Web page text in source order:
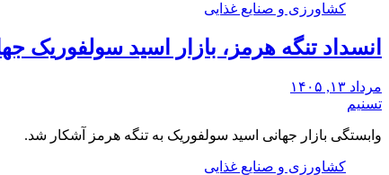
کشاورزی و صنایع غذایی
انسداد تنگه هرمز، بازار اسید سولفوریک
مرداد ۱۳, ۱۴۰۵
تسنیم
وابستگی بازار جهانی اسید سولفوریک به تنگه هرمز آشکار شد.
کشاورزی و صنایع غذایی